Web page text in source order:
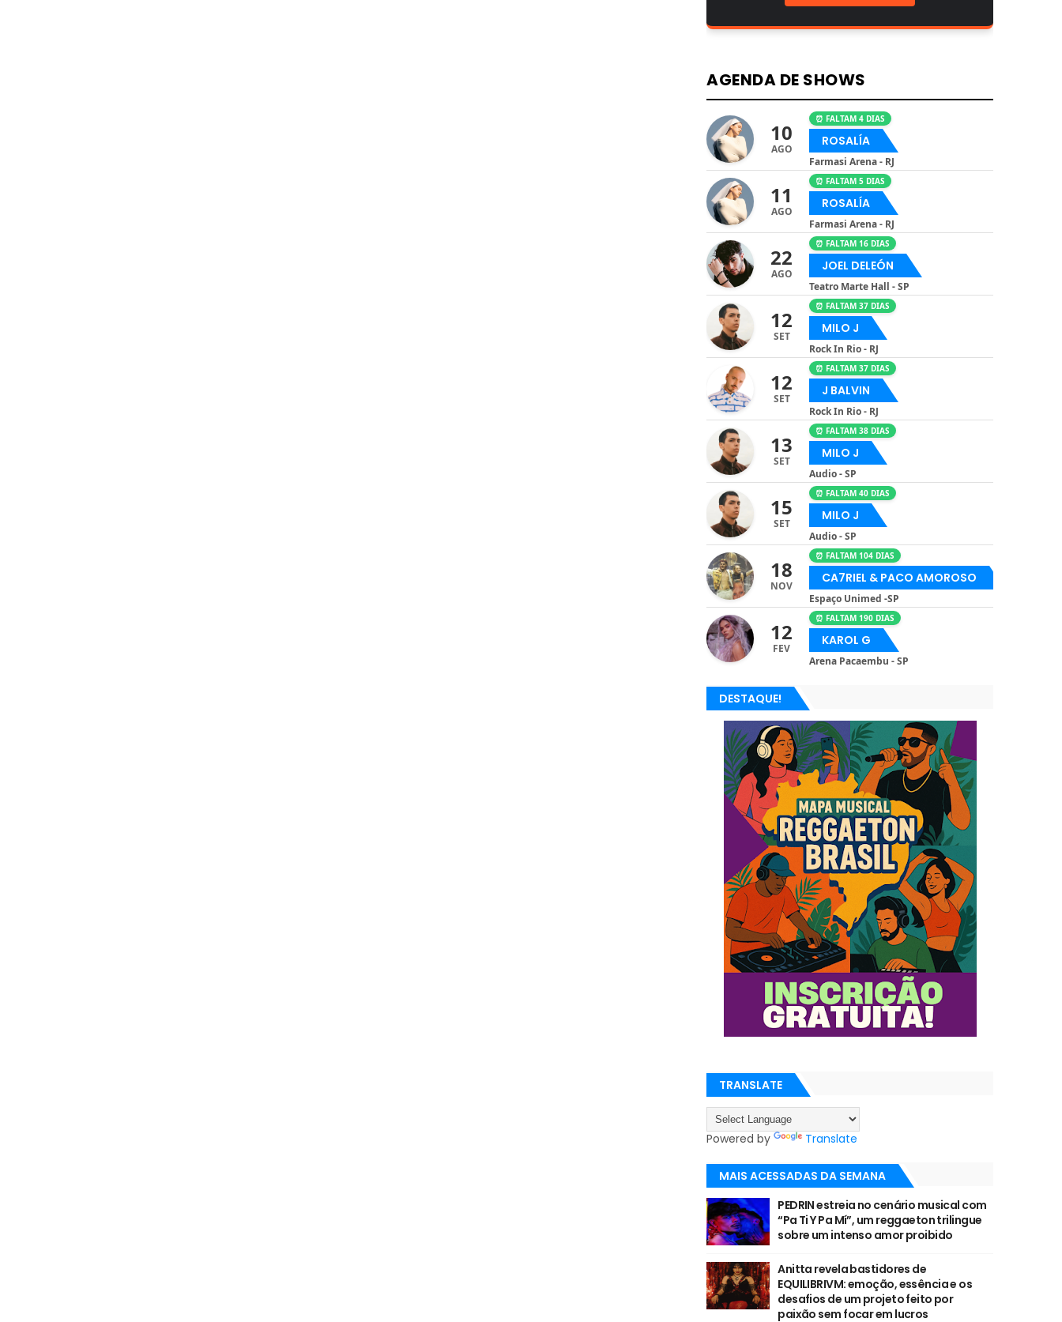
AGENDA DE SHOWS
10
AGO
⏰ FALTAM 4 DIAS
ROSALÍA
Farmasi Arena - RJ
11
AGO
⏰ FALTAM 5 DIAS
ROSALÍA
Farmasi Arena - RJ
22
AGO
⏰ FALTAM 16 DIAS
JOEL DELEÓN
Teatro Marte Hall - SP
12
SET
⏰ FALTAM 37 DIAS
MILO J
Rock In Rio - RJ
12
SET
⏰ FALTAM 37 DIAS
J BALVIN
Rock In Rio - RJ
13
SET
⏰ FALTAM 38 DIAS
MILO J
Audio - SP
15
SET
⏰ FALTAM 40 DIAS
MILO J
Audio - SP
18
NOV
⏰ FALTAM 104 DIAS
CA7RIEL & PACO AMOROSO
Espaço Unimed -SP
12
FEV
⏰ FALTAM 190 DIAS
KAROL G
Arena Pacaembu - SP
DESTAQUE!
TRANSLATE
Powered by Translate
MAIS ACESSADAS DA SEMANA
PEDRIN estreia no cenário musical com
“Pa Ti Y Pa Mí”, um reggaeton trilingue
sobre um intenso amor proibido
Anitta revela bastidores de
EQUILIBRIVM: emoção, essência e os
desafios de um projeto feito por
paixão sem focar em lucros